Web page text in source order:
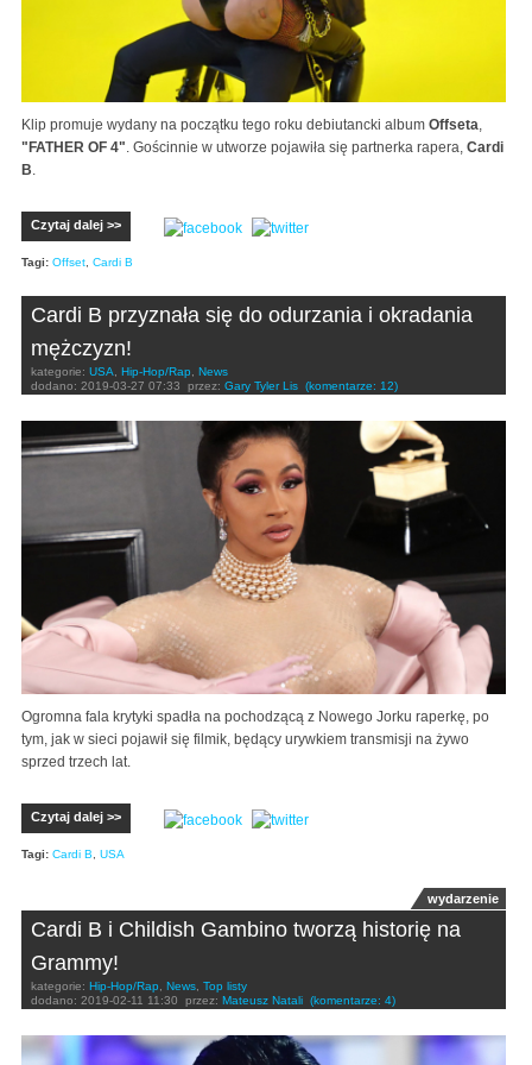
Klip promuje wydany na początku tego roku debiutancki album Offseta,
"FATHER OF 4". Gościnnie w utworze pojawiła się partnerka rapera, Cardi
B.
Czytaj dalej >>
Tagi: Offset, Cardi B
Cardi B przyznała się do odurzania i okradania
mężczyzn!
kategorie: USA, Hip-Hop/Rap, News
dodano: 2019-03-27 07:33 przez: Gary Tyler Lis (komentarze: 12)
Ogromna fala krytyki spadła na pochodzącą z Nowego Jorku raperkę, po
tym, jak w sieci pojawił się filmik, będący urywkiem transmisji na żywo
sprzed trzech lat.
Czytaj dalej >>
Tagi: Cardi B USA
wydarzenie
Cardi B i Childish Gambino tworzą historię na
Grammy!
kategorie: Hip-Hop/Rap News Top listy
dodano: 2019-02-11 11:30 przez: Mateusz Natali (komentarze: 4)